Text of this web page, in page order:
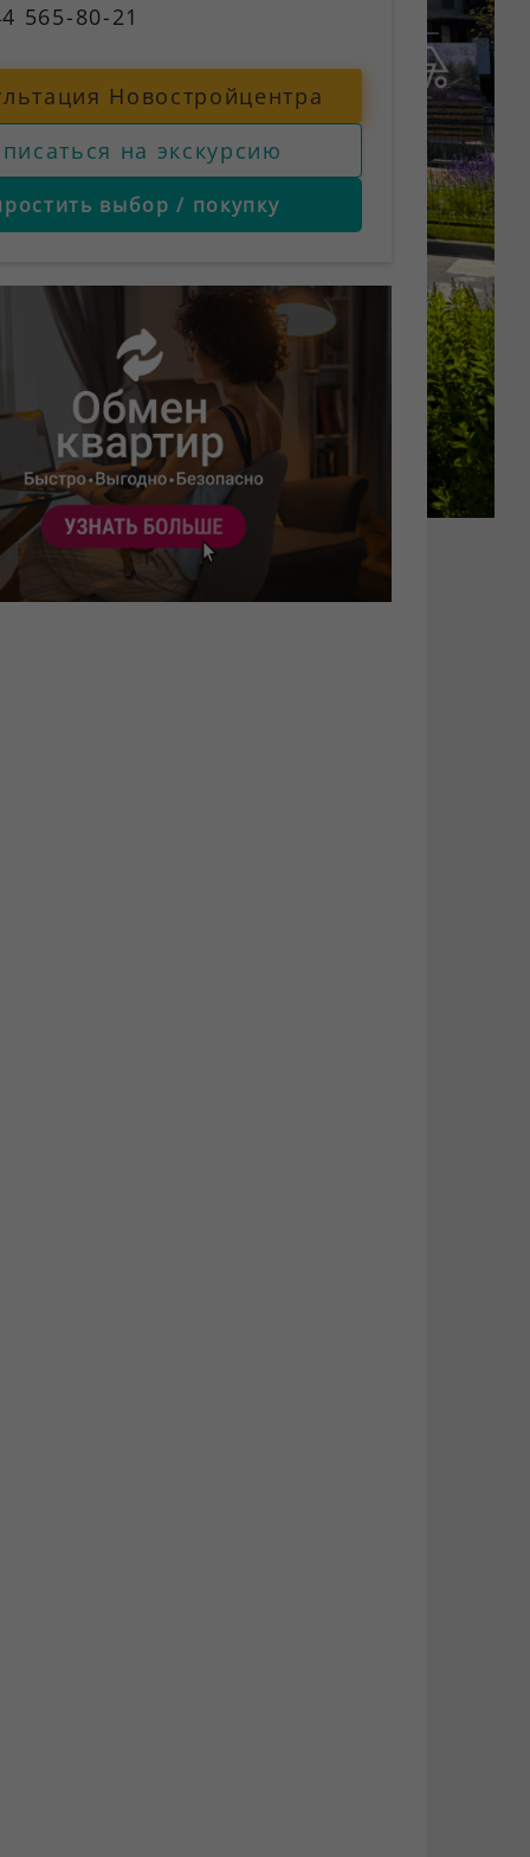
565-80-21
Новостройцентра
на экскурсию
выбор / покупку